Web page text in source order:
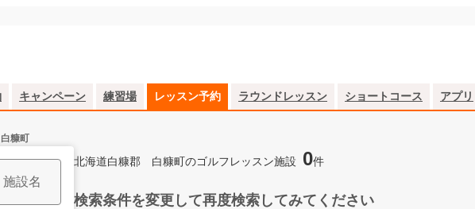
キャンペーン 練習場 レッスン予約 ラウンドレッスン ショートコース アプリ
糠町
北海道白糠郡 白糠町のゴルフレッスン施設 0件
検索条件を変更して再度検索してみてください